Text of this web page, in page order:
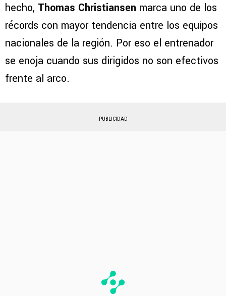
hecho, Thomas Christiansen marca uno de los
récords con mayor tendencia entre los equipos
nacionales de la región. Por eso el entrenador
se enoja cuando sus dirigidos no son efectivos
frente al arco.
PUBLICIDAD